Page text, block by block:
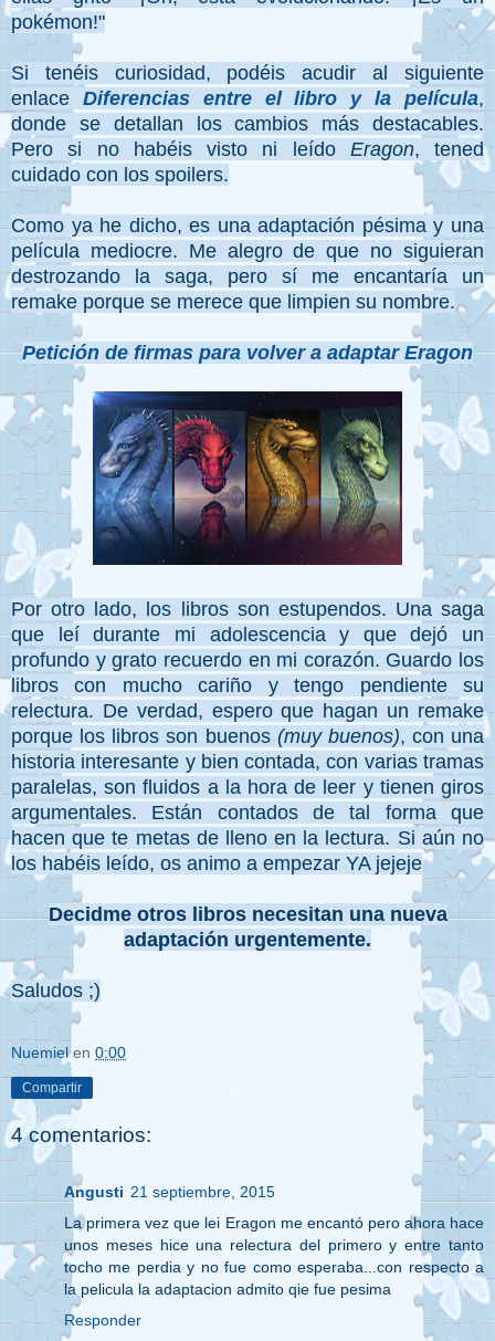
pokémon!"
Si tenéis curiosidad, podéis acudir al siguiente
enlace Diferencias entre el libro y la película,
donde se detallan los cambios más destacables.
Pero si no habéis visto ni leído Eragon, tened
cuidado con los spoilers.
Como ya he dicho, es una adaptación pésima y una
película mediocre. Me alegro de que no siguieran
destrozando la saga, pero sí me encantaría un
remake porque se merece que limpien su nombre.
Petición de firmas para volver a adaptar Eragon
Por otro lado, los libros son estupendos. Una saga
que leí durante mi adolescencia y que dejó un
profundo y grato recuerdo en mi corazón. Guardo los
libros con mucho cariño y tengo pendiente su
relectura. De verdad, espero que hagan un remake
porque los libros son buenos (muy buenos), con una
historia interesante y bien contada, con varias tramas
paralelas, son fluidos a la hora de leer y tienen giros
argumentales. Están contados de tal forma que
hacen que te metas de lleno en la lectura. Si aún no
los habéis leído, os animo a empezar YA jejeje
Decidme otros libros necesitan una nueva
adaptación urgentemente.
Saludos ;)
Nuemiel en 0:00
Compartir
4 comentarios:
Angusti 21 septiembre, 2015
La primera vez que lei Eragon me encantó pero ahora hace
unos meses hice una relectura del primero y entre tanto
tocho me perdia y no fue como esperaba...con respecto a
la pelicula la adaptacion admito qie fue pesima
Responder